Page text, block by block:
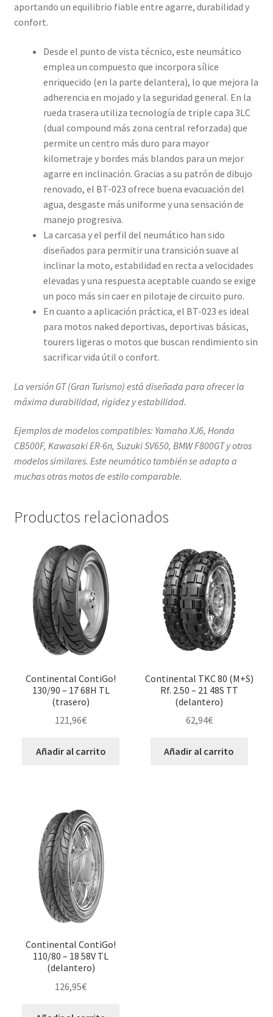
aportando un equilibrio fiable entre agarre, durabilidad y
confort.
Desde el punto de vista técnico, este neumático
emplea un compuesto que incorpora sílice
enriquecido (en la parte delantera), lo que mejora la
adherencia en mojado y la seguridad general. En la
rueda trasera utiliza tecnología de triple capa 3LC
(dual compound más zona central reforzada) que
permite un centro más duro para mayor
kilometraje y bordes más blandos para un mejor
agarre en inclinación. Gracias a su patrón de dibujo
renovado, el BT-023 ofrece buena evacuación del
agua, desgaste más uniforme y una sensación de
manejo progresiva.
La carcasa y el perfil del neumático han sido
diseñados para permitir una transición suave al
inclinar la moto, estabilidad en recta a velocidades
elevadas y una respuesta aceptable cuando se exige
un poco más sin caer en pilotaje de circuito puro.
En cuanto a aplicación práctica, el BT-023 es ideal
para motos naked deportivas, deportivas básicas,
tourers ligeras o motos que buscan rendimiento sin
sacrificar vida útil o confort.
La versión GT (Gran Turismo) está diseñada para ofrecer la
máxima durabilidad, rigidez y estabilidad.
Ejemplos de modelos compatibles: Yamaha XJ6, Honda
CB500F, Kawasaki ER-6n, Suzuki SV650, BMW F800GT y otros
modelos similares. Este neumático también se adapta a
muchas otras motos de estilo comparable.
Productos relacionados
Continental ContiGo!
130/90 – 17 68H TL
(trasero)
121,96€
Añadir al carrito
Continental TKC 80 (M+S)
Rf. 2.50 – 21 48S TT
(delantero)
62,94€
Añadir al carrito
Continental ContiGo!
110/80 – 18 58V TL
(delantero)
126,95€